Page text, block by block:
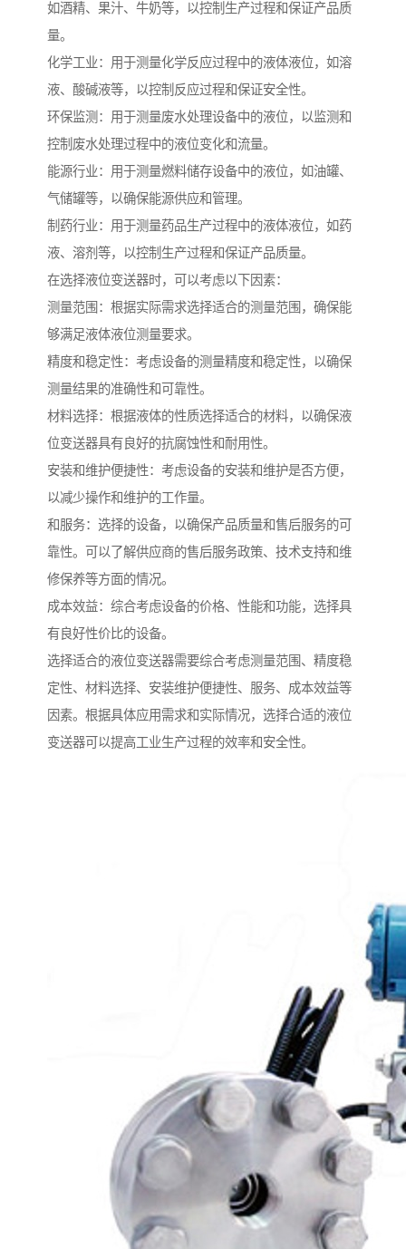
如酒精、果汁、牛奶等，以控制生产过程和保证产品质
量。
化学工业：用于测量化学反应过程中的液体液位，如溶
液、酸碱液等，以控制反应过程和保证安全性。
环保监测：用于测量废水处理设备中的液位，以监测和
控制废水处理过程中的液位变化和流量。
能源行业：用于测量燃料储存设备中的液位，如油罐、
气储罐等，以确保能源供应和管理。
制药行业：用于测量药品生产过程中的液体液位，如药
液、溶剂等，以控制生产过程和保证产品质量。
在选择液位变送器时，可以考虑以下因素：
测量范围：根据实际需求选择适合的测量范围，确保能
够满足液体液位测量要求。
精度和稳定性：考虑设备的测量精度和稳定性，以确保
测量结果的准确性和可靠性。
材料选择：根据液体的性质选择适合的材料，以确保液
位变送器具有良好的抗腐蚀性和耐用性。
安装和维护便捷性：考虑设备的安装和维护是否方便，
以减少操作和维护的工作量。
和服务：选择的设备，以确保产品质量和售后服务的可
靠性。可以了解供应商的售后服务政策、技术支持和维
修保养等方面的情况。
成本效益：综合考虑设备的价格、性能和功能，选择具
有良好性价比的设备。
选择适合的液位变送器需要综合考虑测量范围、精度稳
定性、材料选择、安装维护便捷性、服务、成本效益等
因素。根据具体应用需求和实际情况，选择合适的液位
变送器可以提高工业生产过程的效率和安全性。